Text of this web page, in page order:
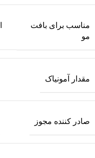
مناسب برای بافت
مو
مقدار آمونیاک
صادر کننده مجوز